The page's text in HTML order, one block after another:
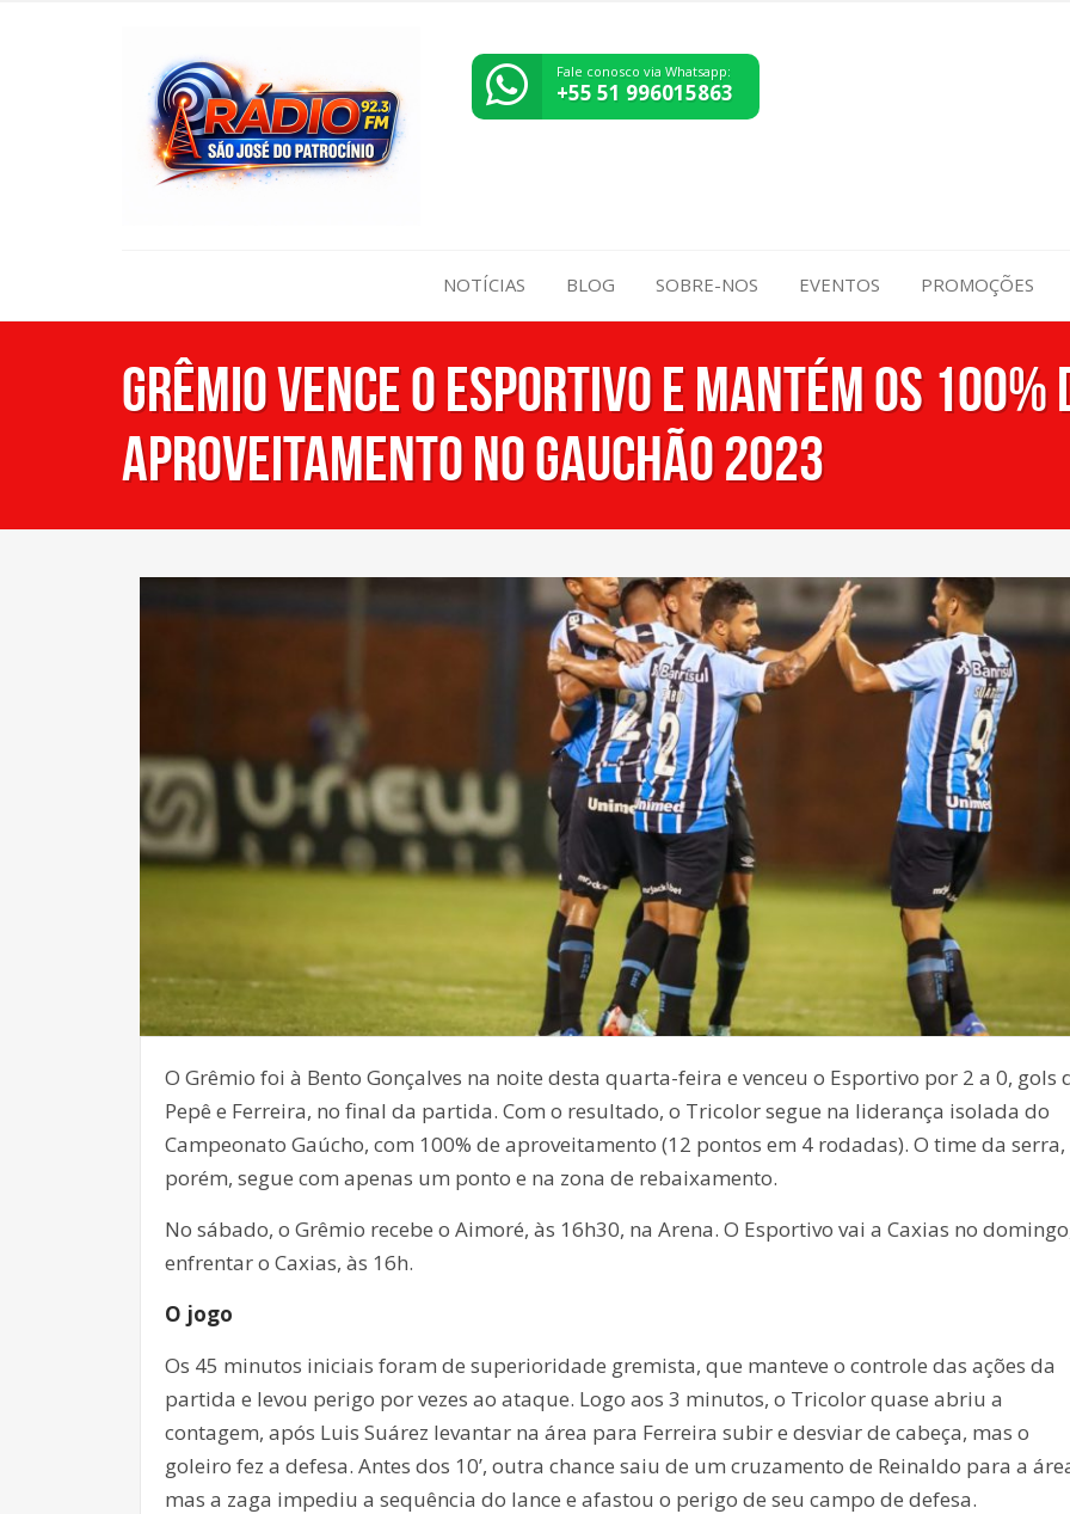
Fale conosco via Whatsapp:
+55 51 996015863
NOTÍCIAS BLOG SOBRE-NOS EVENTOS PROMOÇÕES
Grêmio vence o Esportivo e mantém os 100%
aproveitamento no Gauchão 2023
O Grêmio foi à Bento Gonçalves na noite desta quarta-feira e venceu o Esportivo por 2 a 0, gols
Pepê e Ferreira, no final da partida. Com o resultado, o Tricolor segue na liderança isolada do
Campeonato Gaúcho, com 100% de aproveitamento (12 pontos em 4 rodadas). O time da serra,
porém, segue com apenas um ponto e na zona de rebaixamento.
No sábado, o Grêmio recebe o Aimoré, às 16h30, na Arena. O Esportivo vai a Caxias no
enfrentar o Caxias, às 16h.
O jogo
Os 45 minutos iniciais foram de superioridade gremista, que manteve o controle das ações da
partida e levou perigo por vezes ao ataque. Logo aos 3 minutos, o Tricolor quase abriu a
contagem, após Luis Suárez levantar na área para Ferreira subir e desviar de cabeça, mas o
goleiro fez a defesa. Antes dos 10’, outra chance saiu de um cruzamento de Reinaldo para a
mas a zaga impediu a sequência do lance e afastou o perigo de seu campo de defesa.